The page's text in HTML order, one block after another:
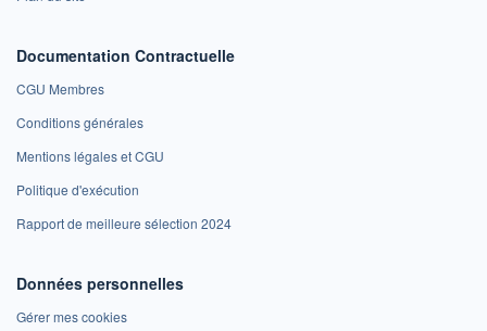
Documentation Contractuelle
CGU Membres
Conditions générales
Mentions légales et CGU
Politique d'exécution
Rapport de meilleure sélection 2024
Données personnelles
Gérer mes cookies